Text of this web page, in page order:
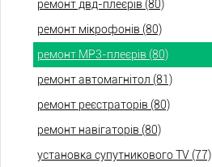
ремонт двд-плеєрів (80)
ремонт мікрофонів (80)
ремонт МР3-плеєрів (80)
ремонт автомагнітол (81)
ремонт реєстраторів (80)
ремонт навігаторів (80)
установка супутникового TV (77)